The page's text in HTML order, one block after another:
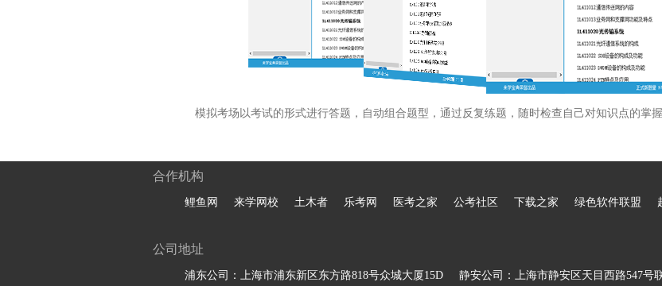
模拟考场以考试的形式进行答题，自动组合题型，通过反复练题，随时检查自己对知识点的掌
合作机构
鲤鱼网 来学网校 土木者 乐考网 医考之家 公考社区 下载之家 绿色软件联盟
公司地址
浦东公司：上海市浦东新区东方路818号众城大厦15D 静安公司：上海市静安区天目西路547号